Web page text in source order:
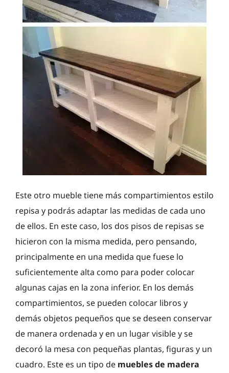
Este otro mueble tiene más compartimientos estilo
repisa y podrás adaptar las medidas de cada uno
de ellos. En este caso, los dos pisos de repisas se
hicieron con la misma medida, pero pensando,
principalmente en una medida que fuese lo
suficientemente alta como para poder colocar
algunas cajas en la zona inferior. En los demás
compartimientos, se pueden colocar libros y
demás objetos pequeños que se deseen conservar
de manera ordenada y en un lugar visible y se
decoró la mesa con pequeñas plantas, figuras y un
cuadro. Este es un tipo de muebles de madera